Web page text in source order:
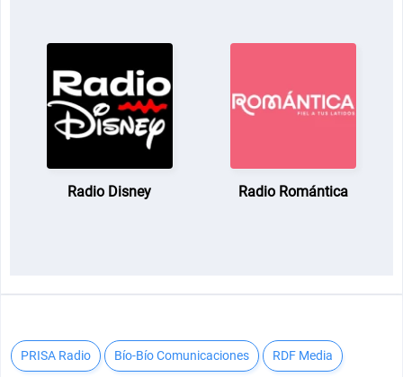
Radio Disney Radio Romántica
PRISA Radio Bío-Bío Comunicaciones RDF Media